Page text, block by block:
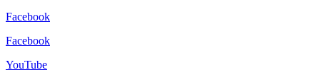
Facebook
Facebook
YouTube